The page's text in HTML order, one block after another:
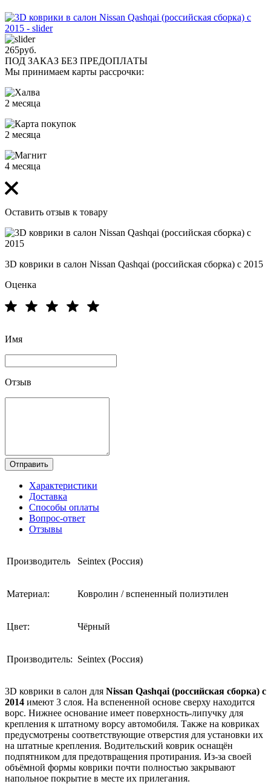
265руб.
ПОД ЗАКАЗ БЕЗ ПРЕДОПЛАТЫ
Мы принимаем карты рассрочки:
2 месяца
2 месяца
4 месяца
Оставить отзыв к товару
3D коврики в салон Nissan Qashqai (российская сборка) с 2015
Оценка
Имя
Отзыв
Отправить
Характеристики
Доставка
Способы оплаты
Вопрос-ответ
Отзывы
Производитель Seintex (Россия)
Материал: Ковролин / вспененный полиэтилен
Цвет: Чёрный
Производитель: Seintex (Россия)
3D коврики в салон для Nissan Qashqai (российская сборка) с
2014 имеют 3 слоя. На вспененной основе сверху находится
ворс. Нижнее основание имеет поверхность-липучку для
крепления к штатному ворсу автомобиля. Также на ковриках
предусмотрены соответствующие отверстия для установки их
на штатные крепления. Водительский коврик оснащён
подпятником для предотвращения протирания. Из-за своей
объёмной формы коврики почти полностью закрывают
напольное покрытие в месте их прилегания.